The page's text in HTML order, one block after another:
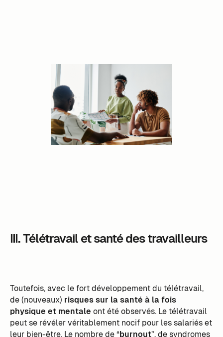
III. Télétravail et santé des travailleurs
Toutefois, avec le fort développement du télétravail,
de (nouveaux) risques sur la santé à la fois
physique et mentale ont été observés. Le télétravail
peut se révéler véritablement nocif pour les salariés et
leur bien-être. Le nombre de “burnout”, de syndromes